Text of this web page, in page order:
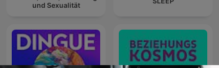
und Sexualität